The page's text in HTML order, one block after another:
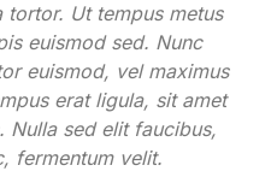
Ut tempus metus
euismod sed. Nunc
euismod, vel maximus
erat ligula, sit amet
Nulla sed elit faucibus,
fermentum velit.